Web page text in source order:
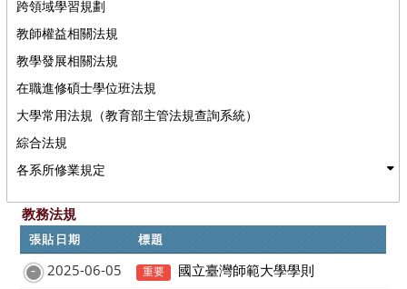
跨領域學習規劃
教師權益相關法規
教學發展相關法規
在職進修碩士學位班法規
大學常用法規（教育部主管法規查詢系統）
綜合法規
各系所修業規定
教務法規
張貼日期 標題
2025-06-05 重要
國立臺灣師範大學學則